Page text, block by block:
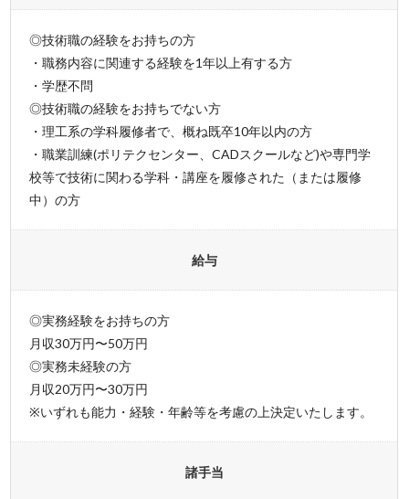
◎技術職の経験をお持ちの方
・職務内容に関連する経験を1年以上有する方
・学歴不問
◎技術職の経験をお持ちでない方
・理工系の学科履修者で、概ね既卒10年以内の方
・職業訓練(ポリテクセンター、CADスクールなど)や専門学
校等で技術に関わる学科・講座を履修された（または履修
中）の方
給与
◎実務経験をお持ちの方
月収30万円〜50万円
◎実務未経験の方
月収20万円〜30万円
※いずれも能力・経験・年齢等を考慮の上決定いたします。
諸手当